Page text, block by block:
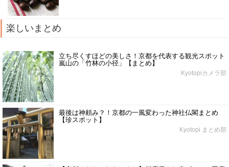
楽しいまとめ
立ち尽くすほどの美しさ！京都を代表する観光スポット
嵐山の「竹林の小径」【まとめ】
Kyotopiカメラ部
最後は神頼み？！京都の一風変わった神社仏閣まとめ
【珍スポット】
Kyotopi まとめ部